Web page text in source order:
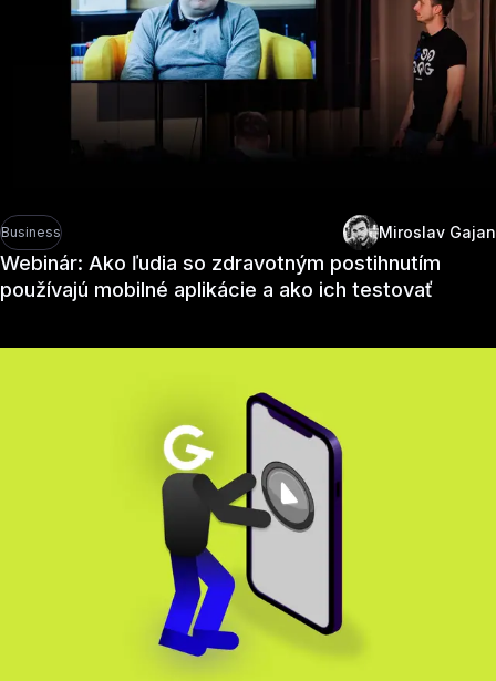
Business Miroslav Gajan
Webinár: Ako ľudia so zdravotným postihnutím
používajú mobilné aplikácie a ako ich testovať